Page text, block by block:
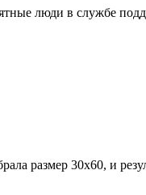
люди в службе
размер 30х60, и